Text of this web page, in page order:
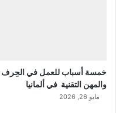
خمسة أسباب للعمل في الحِرف
والمهن التقنية في ألمانيا
مايو 26, 2026